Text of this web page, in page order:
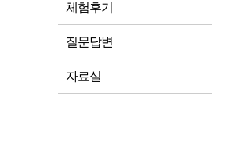
체험후기
질문답변
자료실